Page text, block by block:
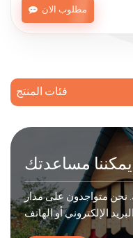
مطلوب الان
فئات المنتج
مساعدتك
نحن متواجدون على مدار